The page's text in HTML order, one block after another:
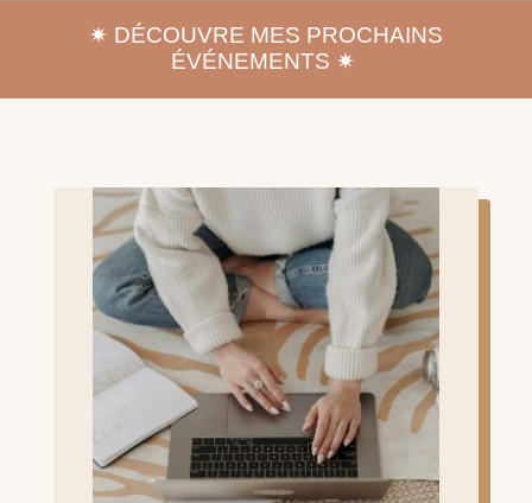
✷ DÉCOUVRE MES PROCHAINS
ÉVÉNEMENTS ✷